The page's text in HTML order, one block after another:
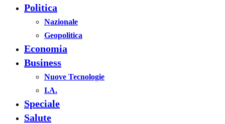
Politica
Nazionale
Geopolitica
Economia
Business
Nuove Tecnologie
I.A.
Speciale
Salute